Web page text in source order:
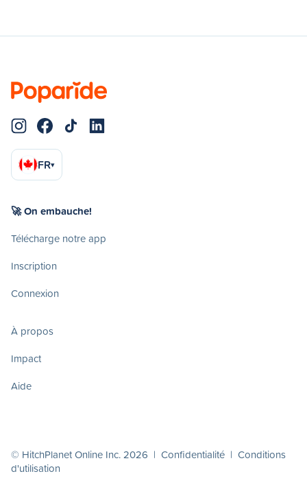
FR▾
🚀 On embauche!
Télécharge notre app
Inscription
Connexion
À propos
Impact
Aide
© HitchPlanet Online Inc. 2026 | Confidentialité | Conditions
d'utilisation